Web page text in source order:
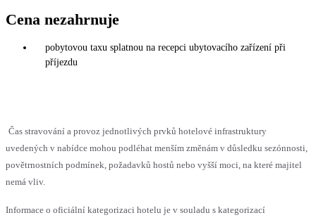
Cena nezahrnuje
pobytovou taxu splatnou na recepci ubytovacího zařízení při
příjezdu
Čas stravování a provoz jednotlivých prvků hotelové infrastruktury
uvedených v nabídce mohou podléhat menším změnám v důsledku sezónnosti,
povětrnostních podmínek, požadavků hostů nebo vyšší moci, na které majitel
nemá vliv.
Informace o oficiální kategorizaci hotelu je v souladu s kategorizací